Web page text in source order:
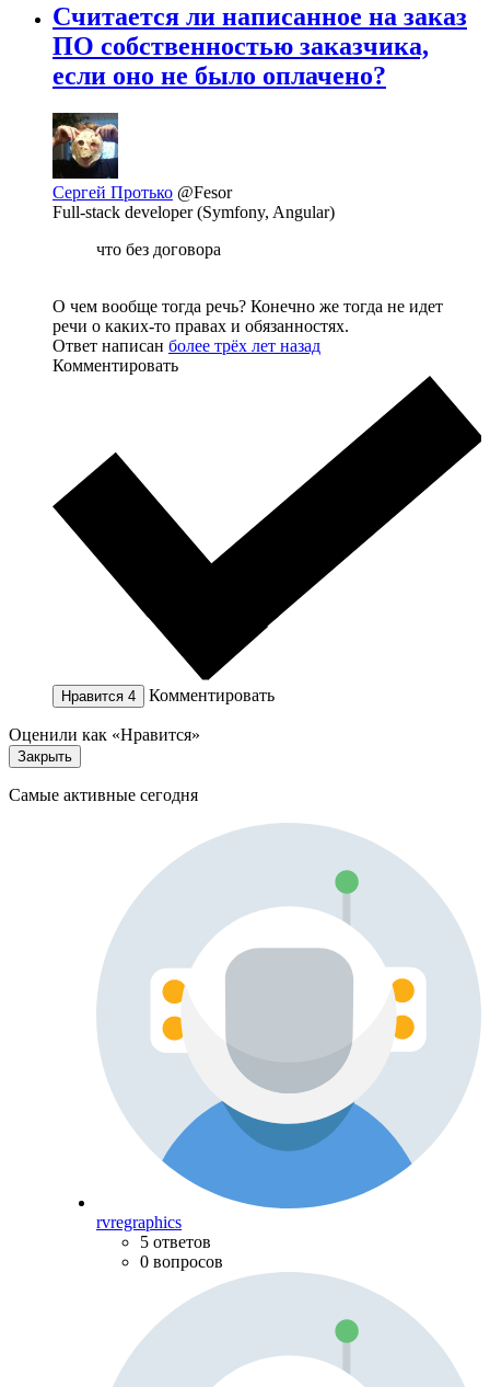
Считается ли написанное на заказ
ПО собственностью заказчика,
если оно не было оплачено?
Сергей Протько @Fesor
Full-stack developer (Symfony, Angular)
что без договора
О чем вообще тогда речь? Конечно же тогда не идет
речи о каких-то правах и обязанностях.
Ответ написан более трёх лет назад
Комментировать
Нравится 4 Комментировать
Оценили как «Нравится»
Закрыть
Самые активные сегодня
rvregraphics
5 ответов
0 вопросов